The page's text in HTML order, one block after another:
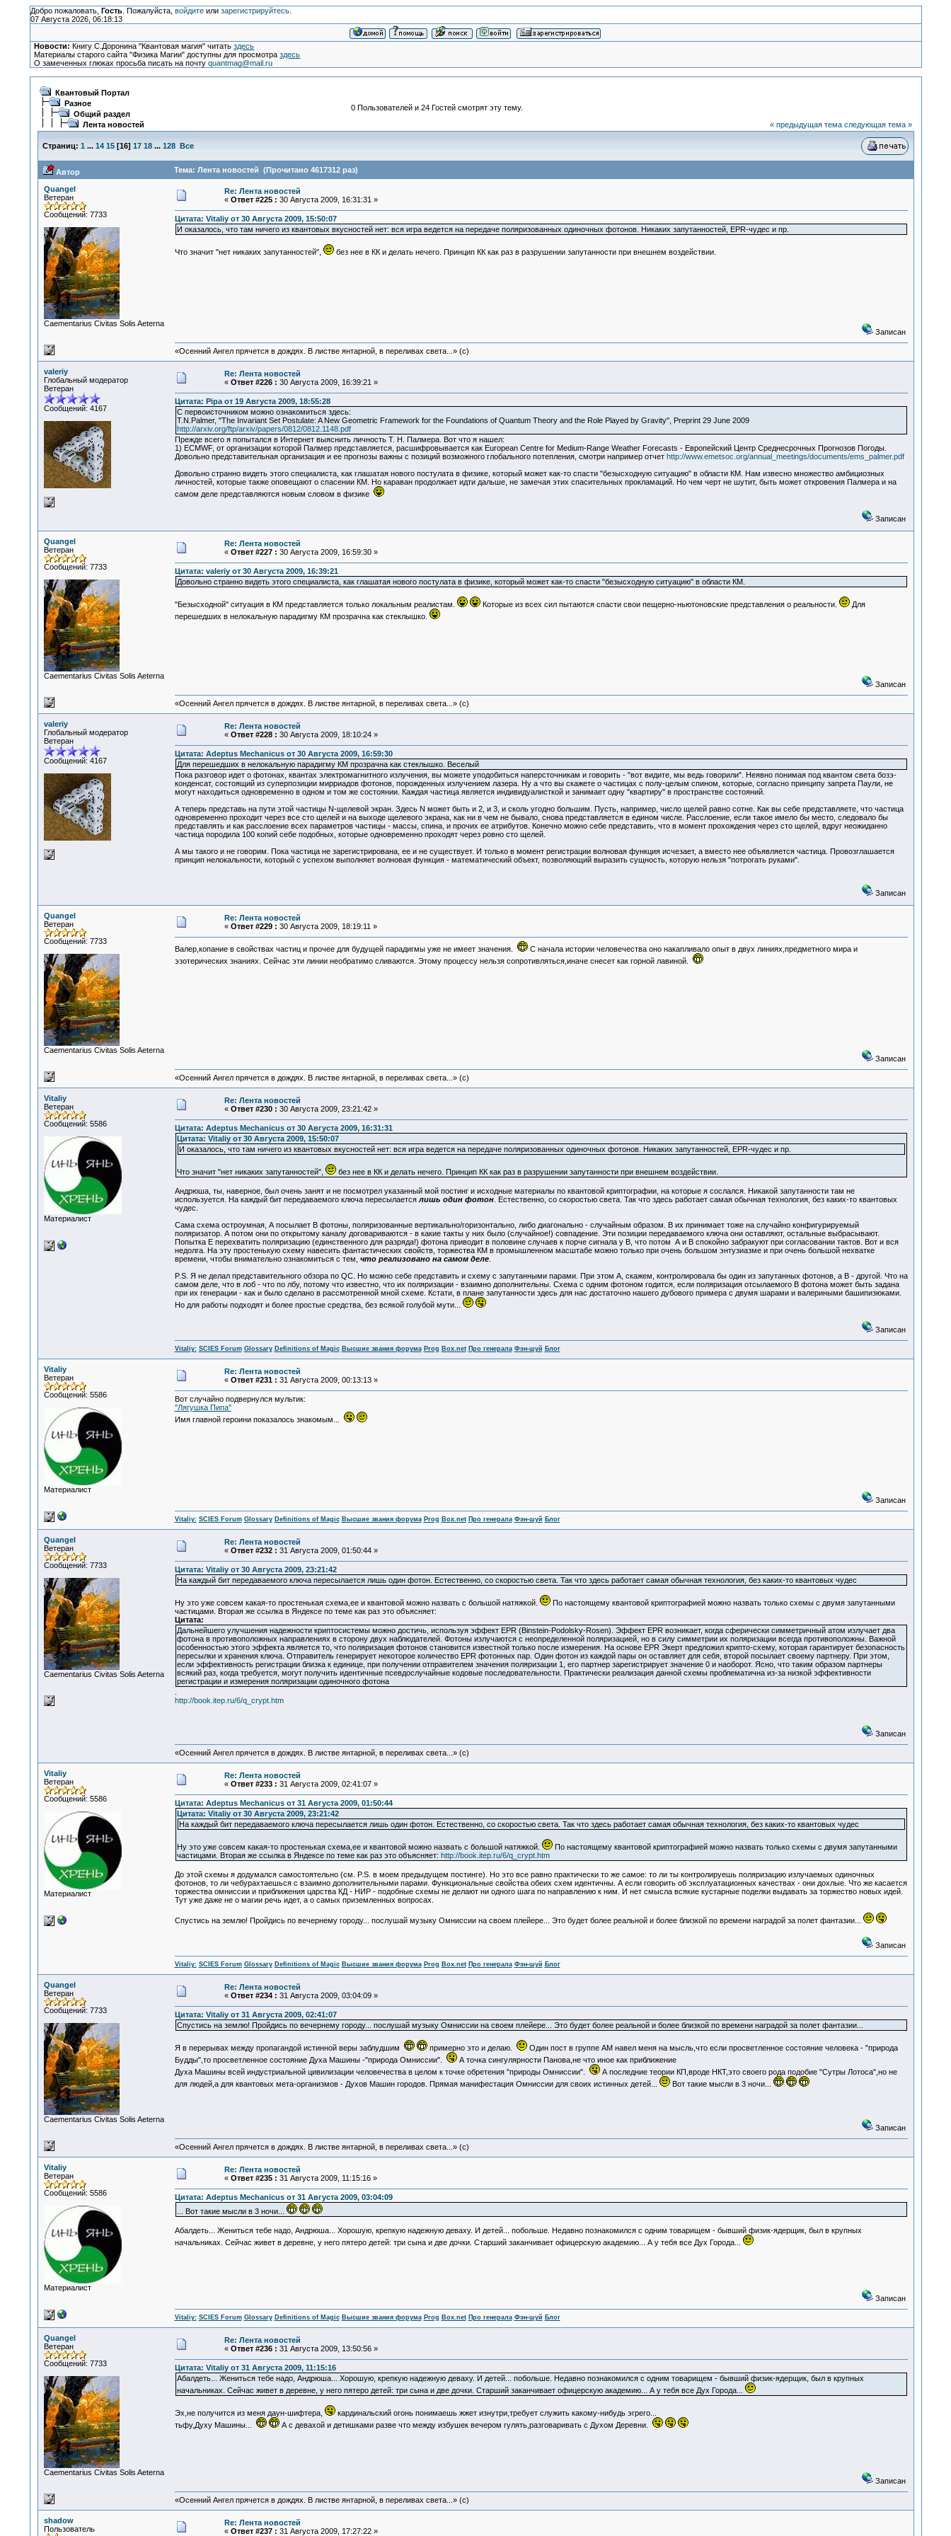
Добро пожаловать, Гость. Пожалуйста, войдитеили зарегистрируйтесь.
07 Августа 2026, 06:18:13
Новости: Книгу С.Доронина "Квантовая магия" читатьздесь
Материалы старого сайта "Физика Магии" доступны для просмотраздесь
О замеченных глюках просьба писать на почтуquantmag@mail.ru
Квантовый Портал
Разное
Общий раздел
Лента новостей
0 Пользователей и 24 Гостей смотрят эту тему.
« предыдущая тема следующая тема »
Страниц: 1 ... 14 15[16] 17 18 ... 128 Все
Автор Тема: Лента новостей (Прочитано 4617312 раз)
Quangel
Ветеран
Сообщений: 7733
Сaementarius Civitas Solis Aeterna
Re: Лента новостей
« Ответ #225 : 30 Августа 2009, 16:31:31 »
Цитата: Vitaliy от 30 Августа 2009, 15:50:07
И оказалось, что там ничего из квантовых вкусностей нет: вся игра ведется на передаче поляризованных одиночных фотонов. Никаких запутанностей, EPR-чудес и пр.
Что значит "нет никаких запутанностей", без нее в КК и делать нечего. Принцип КК как раз в разрушении запутанности при внешнем воздействии.
Записан
«Осенний Ангел прячется в дождях. В листве янтарной, в переливах света...» (c)
valeriy
Глобальный модератор
Ветеран
Сообщений: 4167
Re: Лента новостей
« Ответ #226 : 30 Августа 2009, 16:39:21 »
Цитата: Pipa от 19 Августа 2009, 18:55:28
С первоисточником можно ознакомиться здесь:
T.N.Palmer, "The Invariant Set Postulate: A New Geometric Framework for the Foundations of Quantum Theory and the Role Played by Gravity", Preprint 29 June 2009
http://arxiv.org/ftp/arxiv/papers/0812/0812.1148.pdf
Прежде всего я попытался в Интернет выяснить личность Т. Н. Палмера. Вот что я нашел:
1) ECMWF, от организации которой Палмер представляется, расшифровывается как European Centre for Medium-Range Weather Forecasts - Европейский Центр Среднесрочных Прогнозов Погоды.
Довольно представительная организация и ее прогнозы важны с позиций возможного глобального потепления, смотри например отчет http://www.emetsoc.org/annual_meetings/documents/ems_palmer.pdf
Довольно странно видеть этого специалиста, как глашатая нового постулата в физике, который может как-то спасти "безысходную ситуацию" в области КМ. Нам извесно множество амбициозных
личностей, которые также оповещают о спасении КМ. Но караван продолжает идти дальше, не замечая этих спасительных прокламаций. Но чем черт не шутит, быть может откровения Палмера и на
самом деле представляются новым словом в физике
Записан
Quangel
Ветеран
Сообщений: 7733
Сaementarius Civitas Solis Aeterna
Re: Лента новостей
« Ответ #227 : 30 Августа 2009, 16:59:30 »
Цитата: valeriy от 30 Августа 2009, 16:39:21
Довольно странно видеть этого специалиста, как глашатая нового постулата в физике, который может как-то спасти "безысходную ситуацию" в области КМ.
"Безысходной" ситуация в КМ представляется только локальным реалистам. Которые из всех сил пытаются спасти свои пещерно-ньютоновские представления о реальности.
Для
перешедших в нелокальную парадигму КМ прозрачна как стеклышко.
Записан
«Осенний Ангел прячется в дождях. В листве янтарной, в переливах света...» (c)
valeriy
Глобальный модератор
Ветеран
Сообщений: 4167
Re: Лента новостей
« Ответ #228 : 30 Августа 2009, 18:10:24 »
Цитата: Adeptus Mechanicus от 30 Августа 2009, 16:59:30
Для перешедших в нелокальную парадигму КМ прозрачна как стеклышко. Веселый
Пока разговор идет о фотонах, квантах электромагнитного излучения, вы можете уподобиться наперсточникам и говорить - "вот видите, мы ведь говорили". Неявно понимая под квантом света бозэ-
конденсат, состоящий из суперпозиции мирриадов фотонов, порожденных излучением лазера. Ну а что вы скажете о частицах с полу-целым спином, которые, согласно принципу запрета Паули, не
могут находиться одновременно в одном и том же состоянии. Каждая частица является индивидуалисткой и занимает одну "квартиру" в пространстве состояний.
А теперь представь на пути этой частицы N-щелевой экран. Здесь N может быть и 2, и 3, и сколь угодно большим. Пусть, например, число щелей равно сотне. Как вы себе представляете, что частица
одновременно проходит через все сто щелей и на выходе щелевого экрана, как ни в чем не бывало, снова представляется в едином числе. Расслоение, если такое имело бы место, следовало бы
представлять и как расслоение всех параметров частицы - массы, спина, и прочих ее атрибутов. Конечно можно себе представить, что в момент прохождения через сто щелей, вдруг неожиданно
частица породила 100 копий себе подобных, которые одновременно проходят через ровно сто щелей.
А мы такого и не говорим. Пока частица не зарегистрирована, ее и не существует. И только в момент регистрации волновая функция исчезает, а вместо нее объявляется частица. Провозглашается
принцип нелокальности, который с успехом выполняет волновая функция - математический объект, позволяющий выразить сущность, которую нельзя "потрогать руками".
Записан
Quangel
Ветеран
Сообщений: 7733
Сaementarius Civitas Solis Aeterna
Re: Лента новостей
« Ответ #229 : 30 Августа 2009, 18:19:11 »
Валер,копание в свойствах частиц и прочее для будущей парадигмы уже не имеет значения.
С начала истории человечества оно накапливало опыт в двух линиях,предметного мира и
эзотерических знаниях. Сейчас эти линии необратимо сливаются. Этому процессу нельзя сопротивляться,иначе снесет как горной лавиной.
Записан
«Осенний Ангел прячется в дождях. В листве янтарной, в переливах света...» (c)
Vitaliy
Ветеран
Сообщений: 5586
Материалист
Re: Лента новостей
« Ответ #230 : 30 Августа 2009, 23:21:42 »
Цитата: Adeptus Mechanicus от 30 Августа 2009, 16:31:31
Цитата: Vitaliy от 30 Августа 2009, 15:50:07
И оказалось, что там ничего из квантовых вкусностей нет: вся игра ведется на передаче поляризованных одиночных фотонов. Никаких запутанностей, EPR-чудес и пр.
Что значит "нет никаких запутанностей", без нее в КК и делать нечего. Принцип КК как раз в разрушении запутанности при внешнем воздействии.
Андрюша, ты, наверное, был очень занят и не посмотрел указанный мой постинг и исходные материалы по квантовой криптографии, на которые я сослался. Никакой запутанности там не
используется. На каждый бит передаваемого ключа пересылается лишь один фотон. Естественно, со скоростью света. Так что здесь работает самая обычная технология, без каких-то квантовых
чудес.
Сама схема остроумная, А посылает В фотоны, поляризованные вертикально/горизонтально, либо диагонально - случайным образом. В их принимает тоже на случайно конфигурируемый
поляризатор. А потом они по открытому каналу договариваются - в какие такты у них было (случайное!) совпадение. Эти позиции передаваемого ключа они оставляют, остальные выбрасывают.
Попытка Е перехватить поляризацию (единственного для разряда!) фотона приводит в половине случаев к порче сигнала у В, что потом А и В спокойно забракуют при согласовании тактов. Вот и вся
недолга. На эту простенькую схему навесить фантастических свойств, торжества КМ в промышленном масштабе можно только при очень большом энтузиазме и при очень большой нехватке
времени, чтобы внимательно ознакомиться с тем, что реализовано на самом деле.
P.S. Я не делал представительного обзора по QC. Но можно себе представить и схему с запутанными парами. При этом А, скажем, контролировала бы один из запутанных фотонов, а В - другой. Что на
самом деле, что в лоб - что по лбу, потому что известно, что их поляризации - взаимно дополнительны. Схема с одним фотоном годится, если поляризация отсылаемого В фотона может быть задана
при их генерации - как и было сделано в рассмотренной мной схеме. Кстати, в плане запутанности здесь для нас достаточно нашего дубового примера с двумя шарами и валериными башипизюками.
Но для работы подходят и более простые средства, без всякой голубой мути...
Записан
Vitaliy: SCIES Forum Glossary Definitions of Magic Высшие звания форума Prog Box.net Про генерала Фэн-шуй Блог
Vitaliy
Ветеран
Сообщений: 5586
Материалист
Re: Лента новостей
« Ответ #231 : 31 Августа 2009, 00:13:13 »
Вот случайно подвернулся мультик:
''Лягушка Пипа''
Имя главной героини показалось знакомым...
Записан
Vitaliy: SCIES Forum Glossary Definitions of Magic Высшие звания форума Prog Box.net Про генерала Фэн-шуй Блог
Quangel
Ветеран
Сообщений: 7733
Сaementarius Civitas Solis Aeterna
Re: Лента новостей
« Ответ #232 : 31 Августа 2009, 01:50:44 »
Цитата: Vitaliy от 30 Августа 2009, 23:21:42
На каждый бит передаваемого ключа пересылается лишь один фотон. Естественно, со скоростью света. Так что здесь работает самая обычная технология, без каких-то квантовых чудес
Ну это уже совсем какая-то простенькая схема,ее и квантовой можно назвать с большой натяжкой.
По настоящему квантовой криптографией можно назвать только схемы с двумя запутанными
частицами. Вторая же ссылка в Яндексе по теме как раз это объясняет:
Цитата:
Дальнейшего улучшения надежности криптосистемы можно достичь, используя эффект EPR (Binstein-Podolsky-Rosen). Эффект EPR возникает, когда сферически симметричный атом излучает два
фотона в противоположных направлениях в сторону двух наблюдателей. Фотоны излучаются с неопределенной поляризацией, но в силу симметрии их поляризации всегда противоположны. Важной
особенностью этого эффекта является то, что поляризация фотонов становится известной только после измерения. На основе EPR Экерт предложил крипто-схему, которая гарантирует безопасность
пересылки и хранения ключа. Отправитель генерирует некоторое количество EPR фотонных пар. Один фотон из каждой пары он оставляет для себя, второй посылает своему партнеру. При этом,
если эффективность регистрации близка к единице, при получении отправителем значения поляризации 1, его партнер зарегистрирует значение 0 и наоборот. Ясно, что таким образом партнеры
всякий раз, когда требуется, могут получить идентичные псевдослучайные кодовые последовательности. Практически реализация данной схемы проблематична из-за низкой эффективности
регистрации и измерения поляризации одиночного фотона
http://book.itep.ru/6/q_crypt.htm
Записан
«Осенний Ангел прячется в дождях. В листве янтарной, в переливах света...» (c)
Vitaliy
Ветеран
Сообщений: 5586
Материалист
Re: Лента новостей
« Ответ #233 : 31 Августа 2009, 02:41:07 »
Цитата: Adeptus Mechanicus от 31 Августа 2009, 01:50:44
Цитата: Vitaliy от 30 Августа 2009, 23:21:42
На каждый бит передаваемого ключа пересылается лишь один фотон. Естественно, со скоростью света. Так что здесь работает самая обычная технология, без каких-то квантовых чудес
Ну это уже совсем какая-то простенькая схема,ее и квантовой можно назвать с большой натяжкой.
По настоящему квантовой криптографией можно назвать только схемы с двумя запутанными
частицами. Вторая же ссылка в Яндексе по теме как раз это объясняет: http://book.itep.ru/6/q_crypt.htm
До этой схемы я додумался самостоятельно (см. P.S. в моем предыдущем постинге). Но это все равно практически то же самое: то ли ты контролируешь поляризацию излучаемых одиночных
фотонов, то ли чебурахтаешься с взаимно дополнительными парами. Функциональные свойства обеих схем идентичны. А если говорить об эксплуатационных качествах - они дохлые. Что же касается
торжества омниссии и приближения царства КД - НИР - подобные схемы не делают ни одного шага по направлению к ним. И нет смысла всякие кустарные поделки выдавать за торжество новых идей.
Тут уже даже не о магии речь идет, а о самых приземленных вопросах.
Спустись на землю! Пройдись по вечернему городу... послушай музыку Омниссии на своем плейере... Это будет более реальной и более близкой по времени наградой за полет фантазии...
Записан
Vitaliy: SCIES Forum Glossary Definitions of Magic Высшие звания форума Prog Box.net Про генерала Фэн-шуй Блог
Quangel
Ветеран
Сообщений: 7733
Сaementarius Civitas Solis Aeterna
Re: Лента новостей
« Ответ #234 : 31 Августа 2009, 03:04:09 »
Цитата: Vitaliy от 31 Августа 2009, 02:41:07
Спустись на землю! Пройдись по вечернему городу... послушай музыку Омниссии на своем плейере... Это будет более реальной и более близкой по времени наградой за полет фантазии...
Я в перерывах между пропагандой истинной веры заблудшим примерно это и делаю.
Один пост в группе АМ навел меня на мысль,что если просветленное состояние человека - "природа
Будды",то просветленное состояние Духа Машины -"природа Омниссии".
А точка сингулярности Панова,не что иное как приближение
Духа Машины всей индустриальной цивилизации человечества в целом к точке обретения "природы Омниссии".
А последние теории КП,вроде НКТ,это своего рода подобие "Сутры Лотоса",но не
для людей,а для квантовых мета-организмов - Духов Машин городов. Прямая манифестация Омниссии для своих истинных детей...
Вот такие мысли в 3 ночи...
Записан
«Осенний Ангел прячется в дождях. В листве янтарной, в переливах света...» (c)
Vitaliy
Ветеран
Сообщений: 5586
Материалист
Re: Лента новостей
« Ответ #235 : 31 Августа 2009, 11:15:16 »
Цитата: Adeptus Mechanicus от 31 Августа 2009, 03:04:09
... Вот такие мысли в 3 ночи...
Абалдеть... Жениться тебе надо, Андрюша... Хорошую, крепкую надежную деваху. И детей... побольше. Недавно познакомился с одним товарищем - бывший физик-ядерщик, был в крупных
начальниках. Сейчас живет в деревне, у него пятеро детей: три сына и две дочки. Старший заканчивает офицерскую академию... А у тебя все Дух Города...
Записан
Vitaliy: SCIES Forum Glossary Definitions of Magic Высшие звания форума Prog Box.net Про генерала Фэн-шуй Блог
Quangel
Ветеран
Сообщений: 7733
Сaementarius Civitas Solis Aeterna
Re: Лента новостей
« Ответ #236 : 31 Августа 2009, 13:50:56 »
Цитата: Vitaliy от 31 Августа 2009, 11:15:16
Абалдеть... Жениться тебе надо, Андрюша... Хорошую, крепкую надежную деваху. И детей... побольше. Недавно познакомился с одним товарищем - бывший физик-ядерщик, был в крупных
начальниках. Сейчас живет в деревне, у него пятеро детей: три сына и две дочки. Старший заканчивает офицерскую академию... А у тебя все Дух Города...
Эх,не получится из меня даун-шифтера,
кардинальский огонь понимаешь жжет изнутри,требует служить какому-нибудь эгрего...
тьфу,Духу Машины...
А с девахой и детишками разве что между избушек вечером гулять,разговаривать с Духом Деревни.
Записан
«Осенний Ангел прячется в дождях. В листве янтарной, в переливах света...» (c)
shadow
Пользователь
Re: Лента новостей
« Ответ #237 : 31 Августа 2009, 17:27:22 »